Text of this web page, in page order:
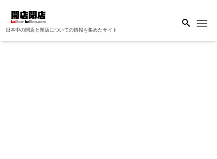
日本中の開店と閉店についての情報を集めたサイト